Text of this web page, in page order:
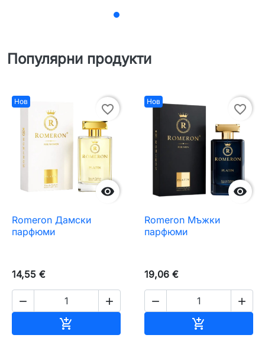
Популярни продукти
Нов

favorite_border
Romeron Дамски
парфюми
14,55 €
 

Нов

favorite_border
Romeron Мъжки
парфюми
19,06 €
 
